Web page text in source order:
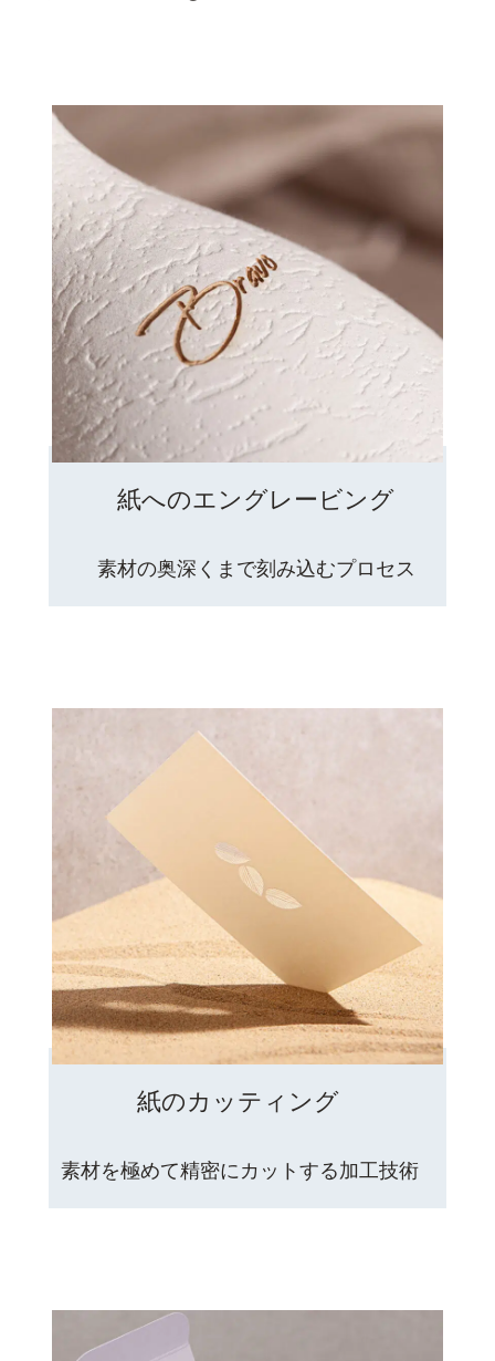
紙へのエングレービング
素材の奥深くまで刻み込むプロセス
紙のカッティング
素材を極めて精密にカットする加工技術